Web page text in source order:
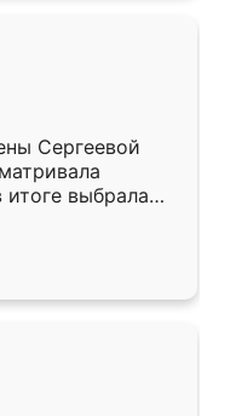
Сергеевой
выбрала
потом
объяснил
в срок, с
осталась
как и ожидала.